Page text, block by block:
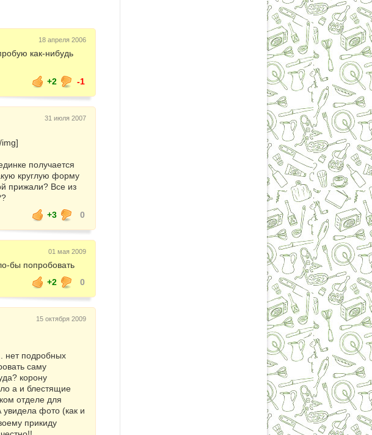
18 апреля 2006
как-нибудь
+2
-1
31 июля 2007
получается
круглую форму
прижали? Все из
+3
0
01 мая 2009
бы попробовать
+2
0
15 октября 2009
нет подробных
саму
корону
а и блестящие
отделе для
фото (как и
прикиду